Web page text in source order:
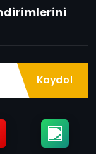
Kaydol